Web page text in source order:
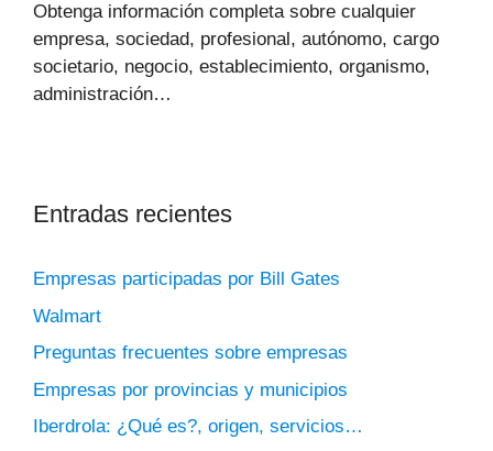
Obtenga información completa sobre cualquier
empresa, sociedad, profesional, autónomo, cargo
societario, negocio, establecimiento, organismo,
administración…
Entradas recientes
Empresas participadas por Bill Gates
Walmart
Preguntas frecuentes sobre empresas
Empresas por provincias y municipios
Iberdrola: ¿Qué es?, origen, servicios…